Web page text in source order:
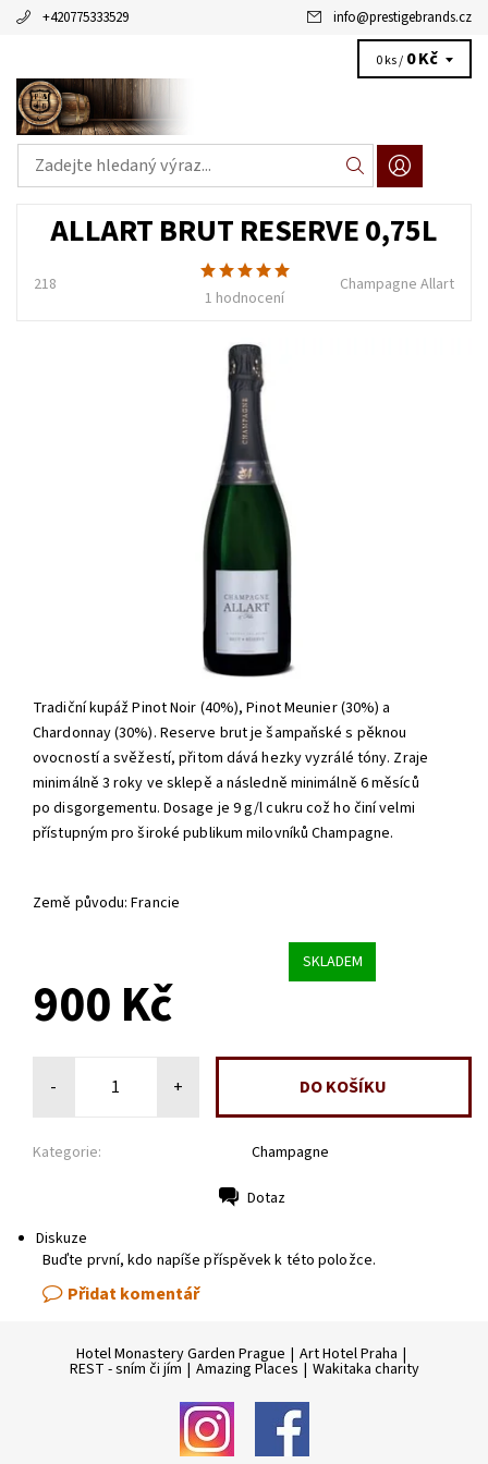
+420775333529 info@prestigebrands.cz
0 ks / 0 Kč
ALLART BRUT RESERVE 0,75L
218
1 hodnocení
Champagne Allart
Tradiční kupáž Pinot Noir (40%), Pinot Meunier (30%) a
Chardonnay (30%). Reserve brut je šampaňské s pěknou
ovocností a svěžestí, přitom dává hezky vyzrálé tóny. Zraje
minimálně 3 roky ve sklepě a následně minimálně 6 měsíců
po disgorgementu. Dosage je 9 g/l cukru což ho činí velmi
přístupným pro široké publikum milovníků Champagne.
Země původu: Francie
SKLADEM
900 Kč
- +
Kategorie: Champagne
Dotaz
Diskuze
Buďte první, kdo napíše příspěvek k této položce.
Přidat komentář
Hotel Monastery Garden Prague | Art Hotel Praha |
REST - sním či jím | Amazing Places | Wakitaka charity